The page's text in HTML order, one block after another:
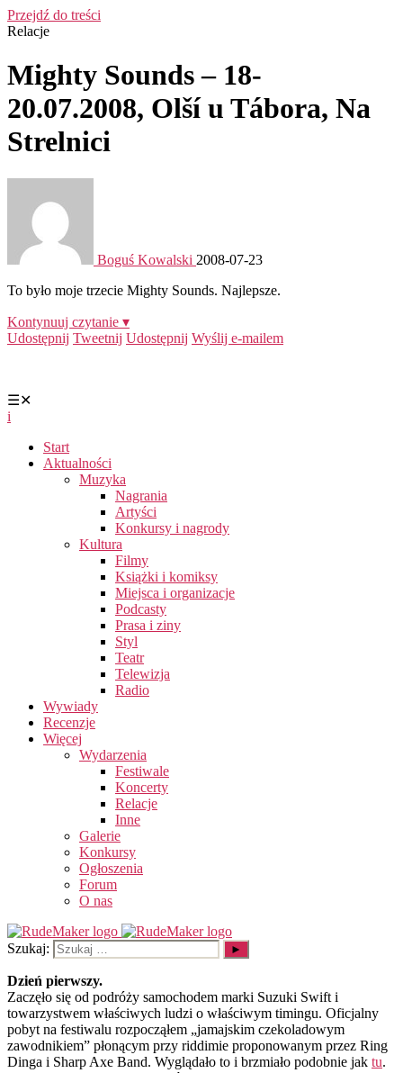
Przejdź do treści
Relacje
Mighty Sounds – 18-
20.07.2008, Olší u Tábora, Na
Strelnici
Boguś Kowalski 2008-07-23
To było moje trzecie Mighty Sounds. Najlepsze.
Kontynuuj czytanie ▾
Udostępnij Tweetnij Udostępnij Wyślij e-mailem
☰✕
i
Start
Aktualności
Muzyka
Nagrania
Artyści
Konkursy i nagrody
Kultura
Filmy
Książki i komiksy
Miejsca i organizacje
Podcasty
Prasa i ziny
Styl
Teatr
Telewizja
Radio
Wywiady
Recenzje
Więcej
Wydarzenia
Festiwale
Koncerty
Relacje
Inne
Galerie
Konkursy
Ogłoszenia
Forum
O nas
Szukaj:
Dzień pierwszy.
Zaczęło się od podróży samochodem marki Suzuki Swift i
towarzystwem właściwych ludzi o właściwym timingu. Oficjalny
pobyt na festiwalu rozpocząłem „jamajskim czekoladowym
zawodnikiem” płonącym przy riddimie proponowanym przez Ring
Dinga i Sharp Axe Band. Wyglądało to i brzmiało podobnie jak tu.